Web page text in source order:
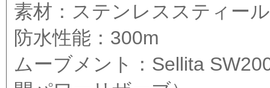
素材：ステンレススティール
防水性能：300m
ムーブメント：Sellita